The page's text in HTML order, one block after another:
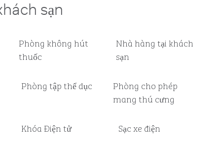
sạn
Phòng không hút
thuốc
Nhà hàng tại khách
sạn
Phòng tập thể dục
Phòng cho phép
mang thú cưng
Khóa Điện tử Sạc xe điện